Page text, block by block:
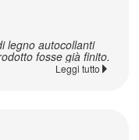
fosse già finito.
Leggi tutto